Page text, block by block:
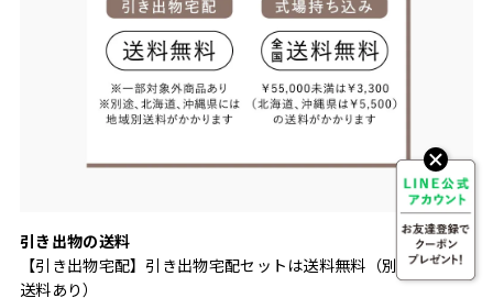
引き出物の送料
【引き出物宅配】引き出物宅配セットは送料無料（別途地域別
送料あり）